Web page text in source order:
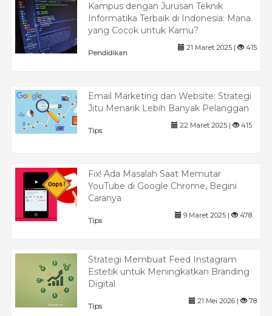
Kampus dengan Jurusan Teknik
Informatika Terbaik di Indonesia: Mana
yang Cocok untuk Kamu?
Pendidikan
21 Maret 2025 | 415
Email Marketing dan Website: Strategi
Jitu Menarik Lebih Banyak Pelanggan
Tips
22 Maret 2025 | 415
Fix! Ada Masalah Saat Memutar
YouTube di Google Chrome, Begini
Caranya
Tips
9 Maret 2025 | 478
Strategi Membuat Feed Instagram
Estetik untuk Meningkatkan Branding
Digital
Tips
21 Mei 2026 | 78